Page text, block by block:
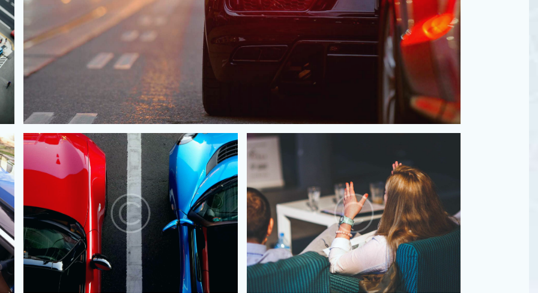
Auto elettrica?
Da noi non e’ un problema
da noi per lavoro o se parti per piu’
al tuo ritorno, troverai la tua
carica per il viaggio di rientro.
×